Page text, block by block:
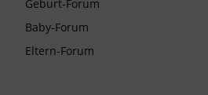
Geburt-Forum
Baby-Forum
Eltern-Forum